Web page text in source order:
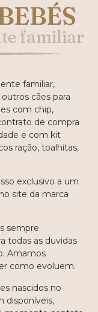
familiar
familiar,
cães para
com chip,
de compra
e com kit
ração, toalhitas,
exclusivo a um
site da marca
sempre
todas as duvidas
Amamos
como evoluem.
nascidos no
disponíveis,